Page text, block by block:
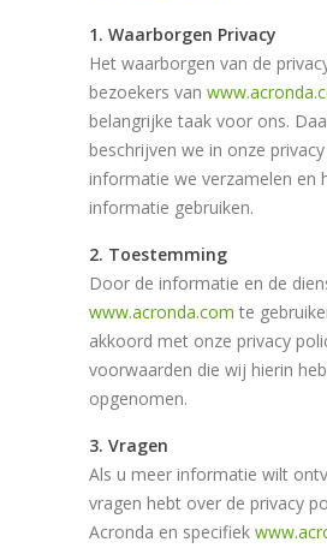
1. Waarborgen Privacy
Het waarborgen van de
bezoekers van
belangrijke taak voor ons.
beschrijven we in onze
informatie we verzamelen en
informatie gebruiken.
2. Toestemming
Door de informatie en de
www.acronda.com te
akkoord met onze privacy
voorwaarden die wij hierin
opgenomen.
3. Vragen
Als u meer informatie wilt
vragen hebt over de privacy
Acronda en specifiek